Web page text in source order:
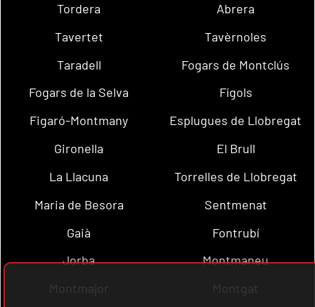
Tordera
Abrera
Tavertet
Tavèrnoles
Taradell
Fogars de Montclús
Fogars de la Selva
Fígols
Figaró-Montmany
Esplugues de Llobregat
Gironella
El Brull
La Llacuna
Torrelles de Llobregat
Maria de Besora
Sentmenat
Gaià
Fontrubí
Jorba
Montmaneu
Montmajor
Montgat